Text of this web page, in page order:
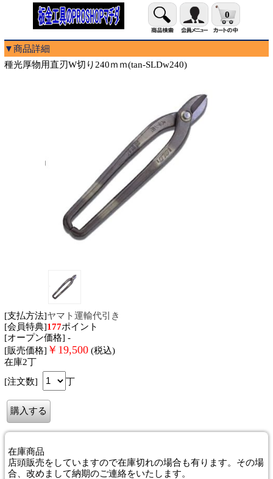
0
▼商品詳細
種光厚物用直刃W切り240ｍｍ(tan-SLDw240)
[支払方法]ヤマト運輸代引き
[会員特典]177ポイント
[オープン価格] -
[販売価格] ￥ 19,500 (税込)
在庫2丁
[注文数]
丁
在庫商品
店頭販売をしていますので在庫切れの場合も有ります。その場
合、改めまして納期のご連絡をいたします。